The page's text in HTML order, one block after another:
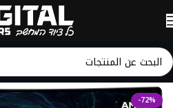
الرئيسية شاشات GIGABYTE
-72%